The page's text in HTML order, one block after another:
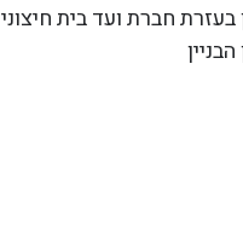
חברת ועד בית חיצוני